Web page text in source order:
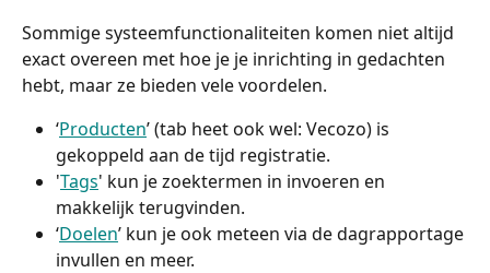
Sommige systeemfunctionaliteiten komen niet altijd
exact overeen met hoe je je inrichting in gedachten
hebt, maar ze bieden vele voordelen.
‘Producten’ (tab heet ook wel: Vecozo) is
gekoppeld aan de tijd registratie.
'Tags' kun je zoektermen in invoeren en
makkelijk terugvinden.
‘Doelen’ kun je ook meteen via de dagrapportage
invullen en meer.